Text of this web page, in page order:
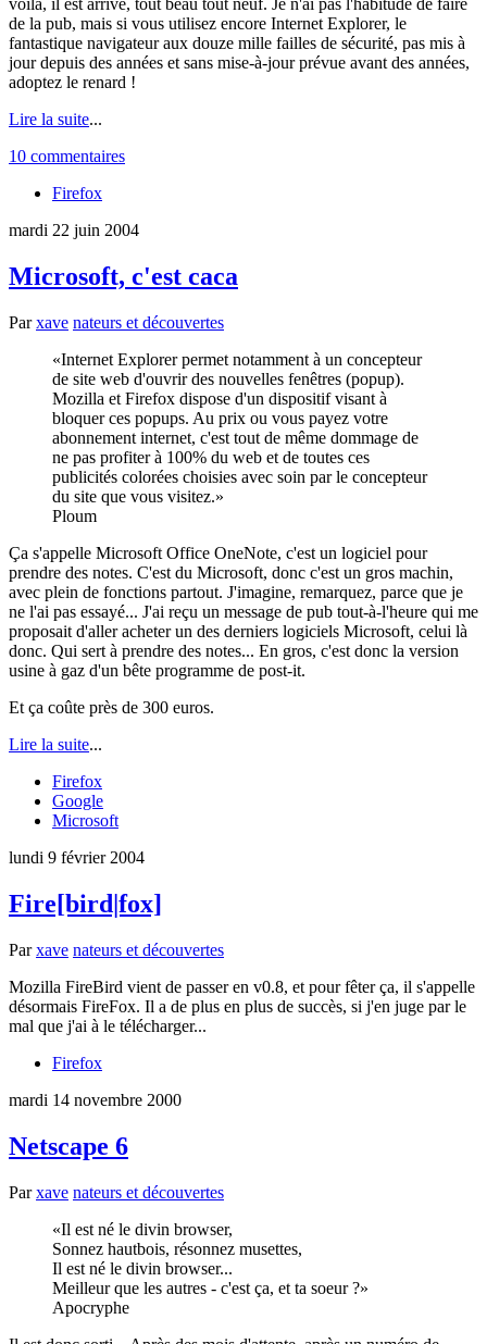
voilà, il est arrivé, tout beau tout neuf. Je n'ai pas l'habitude de faire
de la pub, mais si vous utilisez encore Internet Explorer, le
fantastique navigateur aux douze mille failles de sécurité, pas mis à
jour depuis des années et sans mise-à-jour prévue avant des années,
adoptez le renard !
Lire la suite...
10 commentaires
Firefox
mardi 22 juin 2004
Microsoft, c'est caca
Parxave nateurs et découvertes
Internet Explorer permet notamment à un concepteur
de site web d'ouvrir des nouvelles fenêtres (popup).
Mozilla et Firefox dispose d'un dispositif visant à
bloquer ces popups. Au prix ou vous payez votre
abonnement internet, c'est tout de même dommage de
ne pas profiter à 100% du web et de toutes ces
publicités colorées choisies avec soin par le concepteur
du site que vous visitez.
Ploum
Ça s'appelle Microsoft Office OneNote, c'est un logiciel pour
prendre des notes. C'est du Microsoft, donc c'est un gros machin,
avec plein de fonctions partout. J'imagine, remarquez, parce que je
ne l'ai pas essayé... J'ai reçu un message de pub tout-à-l'heure qui me
proposait d'aller acheter un des derniers logiciels Microsoft, celui là
donc. Qui sert à prendre des notes... En gros, c'est donc la version
usine à gaz d'un bête programme de post-it.
Et ça coûte près de 300 euros.
Lire la suite...
Firefox
Google
Microsoft
lundi 9 février 2004
Fire[bird|fox]
Parxave nateurs et découvertes
Mozilla FireBird vient de passer en v0.8, et pour fêter ça, il s'appelle
désormais FireFox. Il a de plus en plus de succès, si j'en juge par le
mal que j'ai à le télécharger...
Firefox
mardi 14 novembre 2000
Netscape 6
Parxave nateurs et découvertes
Il est né le divin browser,
Sonnez hautbois, résonnez musettes,
Il est né le divin browser...
Meilleur que les autres - c'est ça, et ta soeur ?
Apocryphe